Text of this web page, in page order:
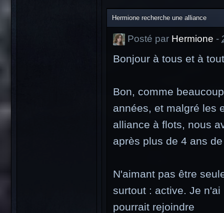
Hermione recherche une alliance
Posté par Hermione -
Bonjour à tous et à
Bon, comme
années, et malgré les
alliance à flots, nous
après plus de 4 ans
N'aimant pas être
surtout : active. Je
pourrait rejoindre